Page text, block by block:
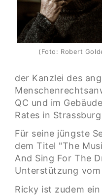
(Foto: Robert
der Kanzlei des
QC und im
Rates in
Für seine jüngste
dem Titel "The
And Sing For The
Unterstützung
Ricky ist zudem